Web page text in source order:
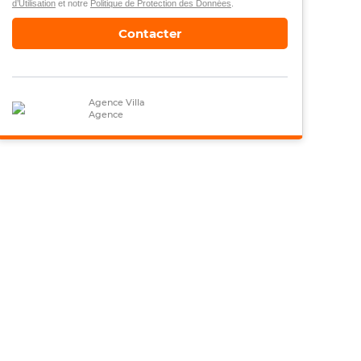
d’Utilisationet notre Politique de Protection des Données
Contacter
Agence Villa
Agence